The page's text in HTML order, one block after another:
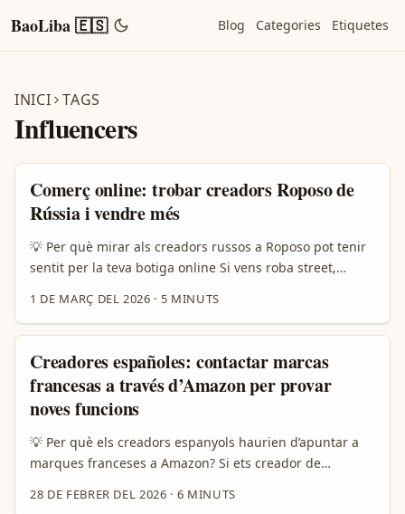
BaoLiba 🇪🇸 Blog Categories Etiquetes
INICI TAGS
Influencers
Comerç online: trobar creadors Roposo de
Rússia i vendre més
💡 Per què mirar als creadors russos a Roposo pot tenir
sentit per la teva botiga online Si vens roba street,
o productes de bellesa amb un angle narratiu fort,
buscar creadors russos a Roposo pot obrir-te audiències
conegut a l’Índia, és usat per comunitats russoparlants
que busquen formats curts i recomanacions
autèntiques. Això vol dir audiències que responen bé a
demostracions de producte i ressenyes detallades —
exactament el que cal per augmentar conversiones. ...
1 DE MARÇ DEL 2026 · 5 MINUTS
Creadores españoles: contactar marcas
francesas a través d’Amazon per provar
noves funcions
💡 Per què els creadors espanyols haurien d’apuntar a
marques franceses a Amazon? Si ets creador de
funcions de jocs o hardware, atacar marques franceses
28 DE FEBRER DEL 2026 · 6 MINUTS